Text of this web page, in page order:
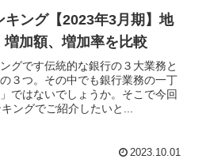
ング【2023年3月期】地
加額、増加率を比較
グです伝統的な銀行の３大業務と
３つ。その中でも銀行業務の一丁
ではないでしょうか。そこで今回
ングでご紹介したいと...
2023.10.01